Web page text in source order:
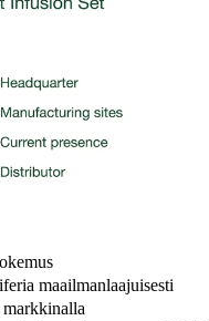
maailmanlaajuisesti